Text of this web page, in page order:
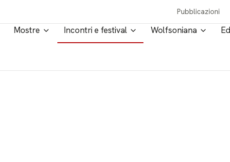
Pubblicazioni
Mostre Incontri e festival Wolfsoniana